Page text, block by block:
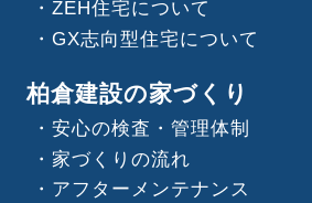
ZEH住宅について
GX志向型住宅について
柏倉建設の家づくり
安心の検査・管理体制
家づくりの流れ
アフターメンテナンス